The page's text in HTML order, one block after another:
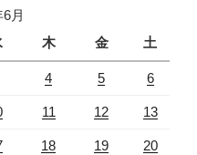
月
木 金 土
4 5 6
11 12 13
18 19 20